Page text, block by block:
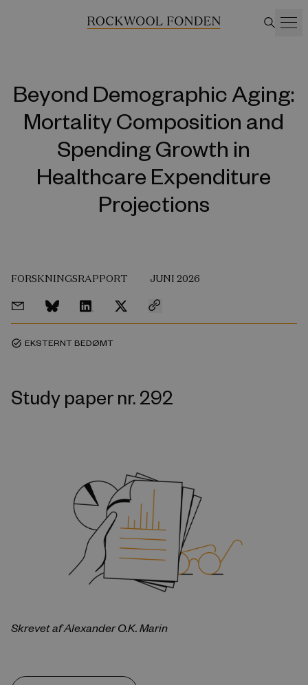
Beyond Demographic Aging:
Mortality Composition and
Spending Growth in
Healthcare Expenditure
Projections
FORSKNINGSRAPPORT JUNI 2026
task_alt EKSTERNT BEDØMT
Study paper nr. 292
Skrevet af Alexander O.K. Marin